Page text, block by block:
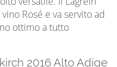
Rosé e va servito ad
ottimo a tutto
2016 Alto Adige